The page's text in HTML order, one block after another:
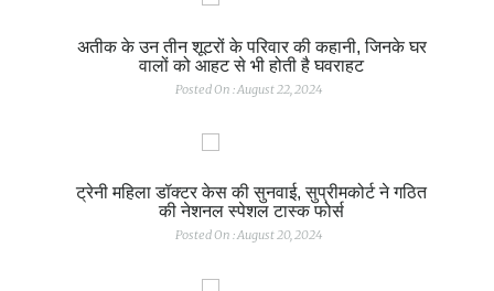
अतीक के उन तीन शूटरों के परिवार की कहानी, जिनके घर
वालों को आहट से भी होती है घवराहट
Posted On : August 22, 2024
ट्रेनी महिला डॉक्टर केस की सुनवाई, सुप्रीमकोर्ट ने गठित
की नेशनल स्पेशल टास्क फोर्स
Posted On : August 20, 2024